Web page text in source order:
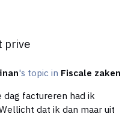
prive
's topic in Fiscale zaken
maar uit